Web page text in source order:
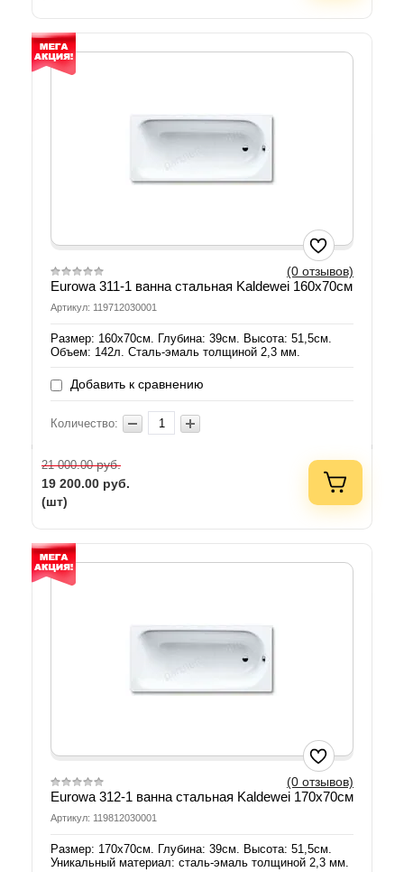
(0 отзывов)
Eurowa 311-1 ванна стальная Kaldewei 160х70см
Артикул: 119712030001
Размер: 160х70см. Глубина: 39см. Высота: 51,5см.
Объем: 142л. Сталь-эмаль толщиной 2,3 мм.
Добавить к сравнению
Количество:
21 000.00руб.
19 200.00 руб.
(шт)
(0 отзывов)
Eurowa 312-1 ванна стальная Kaldewei 170х70см
Артикул: 119812030001
Размер: 170х70см. Глубина: 39см. Высота: 51,5см.
Уникальный материал: сталь-эмаль толщиной 2,3 мм.